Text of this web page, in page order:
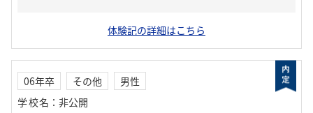
体験記の詳細はこちら
06年卒 その他
男性
学校名 ： 非公開